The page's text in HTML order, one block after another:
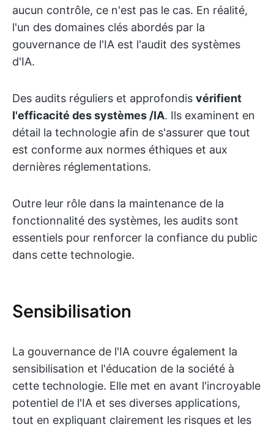
aucun contrôle, ce n'est pas le cas. En réalité,
l'un des domaines clés abordés par la
gouvernance de l'IA est l'audit des systèmes
d'IA.
Des audits réguliers et approfondis vérifient
l'efficacité des systèmes /IA. Ils examinent en
détail la technologie afin de s'assurer que tout
est conforme aux normes éthiques et aux
dernières réglementations.
Outre leur rôle dans la maintenance de la
fonctionnalité des systèmes, les audits sont
essentiels pour renforcer la confiance du public
dans cette technologie.
Sensibilisation
La gouvernance de l'IA couvre également la
sensibilisation et l'éducation de la société à
cette technologie. Elle met en avant l'incroyable
potentiel de l'IA et ses diverses applications,
tout en expliquant clairement les risques et les